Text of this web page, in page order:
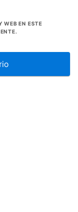
WEB EN ESTE